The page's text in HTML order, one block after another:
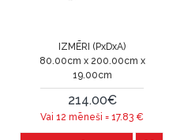
IZMĒRI (PxDxA)
80.00cm x 200.00cm x
19.00cm
214.00€
Vai 12 mēneši =17.83 €